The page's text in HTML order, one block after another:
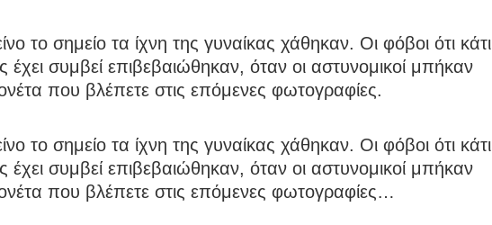
το σημείο τα ίχνη της γυναίκας χάθηκαν. Οι φόβοι ότι κάτι
έχει συμβεί επιβεβαιώθηκαν, όταν οι αστυνομικοί μπήκαν
που βλέπετε στις επόμενες φωτογραφίες.
το σημείο τα ίχνη της γυναίκας χάθηκαν. Οι φόβοι ότι κάτι
έχει συμβεί επιβεβαιώθηκαν, όταν οι αστυνομικοί μπήκαν
που βλέπετε στις επόμενες φωτογραφίες…